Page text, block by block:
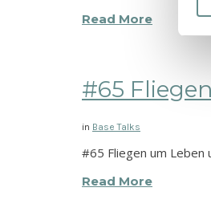
Read More
#65
in Base Talks
#65 Fliegen um
Read More